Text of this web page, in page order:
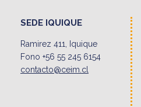
SEDE IQUIQUE
Ramirez 411, Iquique
Fono +56 55 245 6154
contacto@ceim.cl